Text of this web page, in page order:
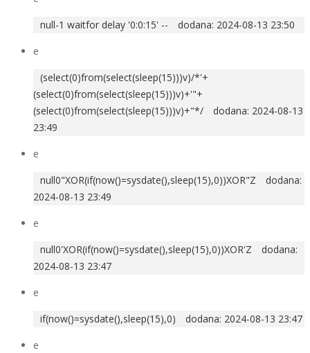
null-1 waitfor delay '0:0:15' --
dodana: 2024-08-13 23:50
e
(select(0)from(select(sleep(15)))v)/*'+
(select(0)from(select(sleep(15)))v)+'"+
(select(0)from(select(sleep(15)))v)+"*/
dodana: 2024-08-13
23:49
e
null0"XOR(if(now()=sysdate(),sleep(15),0))XOR"Z
dodana:
2024-08-13 23:49
e
null0'XOR(if(now()=sysdate(),sleep(15),0))XOR'Z
dodana:
2024-08-13 23:47
e
if(now()=sysdate(),sleep(15),0)
dodana: 2024-08-13 23:47
e